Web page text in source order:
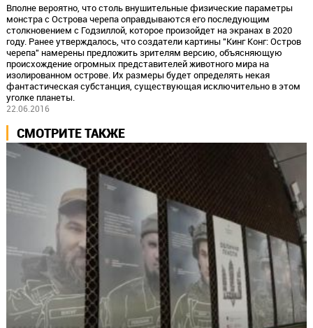
Вполне вероятно, что столь внушительные физические параметры
монстра с Острова черепа оправдываются его последующим
столкновением с Годзиллой, которое произойдет на экранах в 2020
году. Ранее утверждалось, что создатели картины "Кинг Конг: Остров
черепа" намерены предложить зрителям версию, объясняющую
происхождение огромных представителей животного мира на
изолированном острове. Их размеры будет определять некая
фантастическая субстанция, существующая исключительно в этом
уголке планеты.
22.06.2016
СМОТРИТЕ ТАКЖЕ